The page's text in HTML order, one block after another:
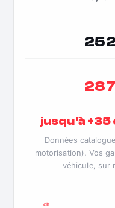
252
287
jusqu'à +35
Données
motorisation). Vos
véhicule, sur
ch